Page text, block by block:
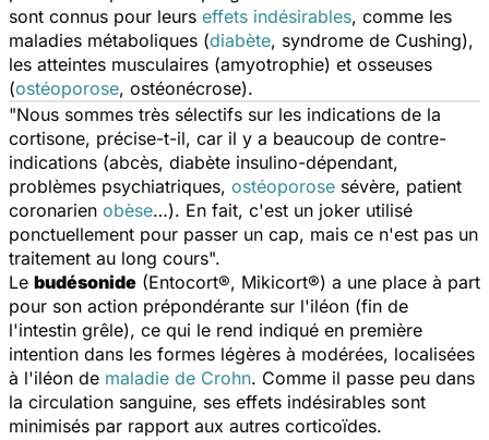
sont connus pour leurs effets indésirables, comme les
maladies métaboliques (diabète, syndrome de Cushing),
les atteintes musculaires (amyotrophie) et osseuses
(ostéoporose, ostéonécrose).
"Nous sommes très sélectifs sur les indications de la
cortisone, précise-t-il, car il y a beaucoup de contre-
indications (abcès, diabète insulino-dépendant,
problèmes psychiatriques, ostéoporose sévère, patient
coronarien obèse…). En fait, c'est un joker utilisé
ponctuellement pour passer un cap, mais ce n'est pas un
traitement au long cours".
Le budésonide (Entocort®, Mikicort®) a une place à part
pour son action prépondérante sur l'iléon (fin de
l'intestin grêle), ce qui le rend indiqué en première
intention dans les formes légères à modérées, localisées
à l'iléon de maladie de Crohn. Comme il passe peu dans
la circulation sanguine, ses effets indésirables sont
minimisés par rapport aux autres corticoïdes.